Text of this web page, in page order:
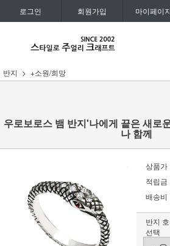
로그인 회원가입 마이페이지
반지 +소원/희망
우로보로스 뱀 반지'나에게 끝은 새로
나 함께
상품가
적립금
배송비
반지
선택